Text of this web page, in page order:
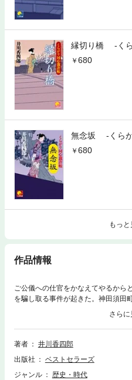
縁切り橋 ‐くら
680
無念坂 ‐くらが
680
もっと
作品情報
ご公儀への仕官をかなえてやるから
を騙し取る事件が起きた。神田須田
主・勝蔵の企みは、勘定吟味役のお
た。捕縛後も勝蔵は巧みに言い逃れ
た・・・。 迷宮入り事件を扱う、
兵衛が奮闘する。シリーズ第五弾！
著者
井川香四郎
出版社
ベストセラーズ
ジャンル
歴史・時代